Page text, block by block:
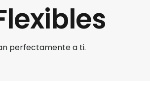
perfectamente a ti.